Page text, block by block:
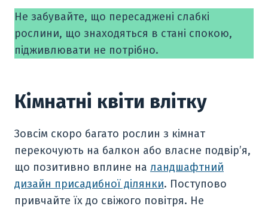
Не забувайте, що пересаджені слабкі
рослини, що знаходяться в стані спокою,
підживлювати не потрібно.
Кімнатні квіти влітку
Зовсім скоро багато рослин з кімнат
перекочують на балкон або власне подвір’я,
що позитивно вплине на ландшафтний
дизайн присадибної ділянки. Поступово
привчайте їх до свіжого повітря. Не